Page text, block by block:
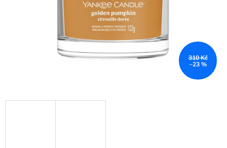
310 Kč
–23 %